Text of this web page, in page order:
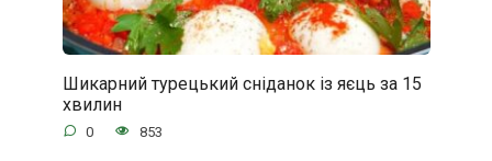
Шикарний турецький сніданок із яєць за 15
хвилин
0 853